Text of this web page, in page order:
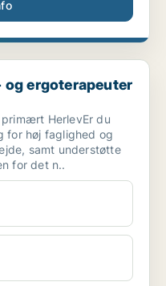
inden fo...
ergoterapeuter
HerlevEr du
for høj faglighed og
samt understøtte
for det n..